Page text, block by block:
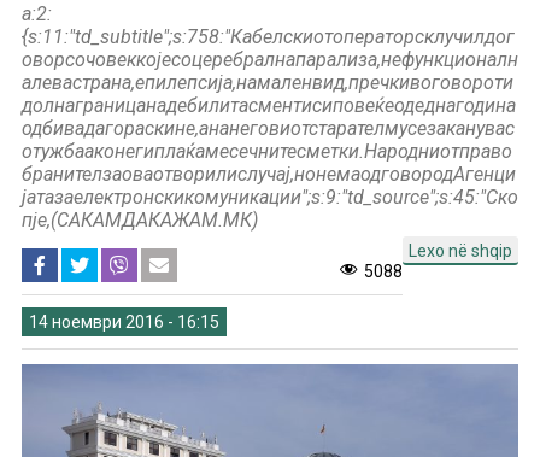
a:2:
{s:11:"td_subtitle";s:758:"Кабелскиотоператорсклучилдог
оворсочовеккојесоцеребралнапарализа,нефункционалн
алевастрана,епилепсија,намаленвид,пречкивоговороти
долнаграницанадебилитасментисиповеќеодеднагодина
одбивадагораскине,ананеговиотстарателмусезаканувас
отужбааконегиплаќамесечнитесметки.Народниотправо
бранителзаоваотворилислучај,нонемаодговородАгенци
јатазаелектронскикомуникации";s:9:"td_source";s:45:"Ско
пје,(САКАМДАКАЖАМ.МК)
Lexo në shqip
5088
14 ноември 2016 - 16:15